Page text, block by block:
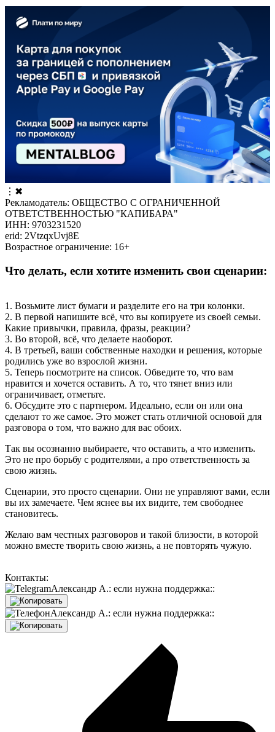
⋮ ✖
Рекламодатель: ОБЩЕСТВО С ОГРАНИЧЕННОЙ
ОТВЕТСТВЕННОСТЬЮ "КАПИБАРА"
ИНН: 9703231520
erid: 2VtzqxUvj8E
Возрастное ограничение: 16+
Что делать, если хотите изменить свои сценарии:
1. Возьмите лист бумаги и разделите его на три колонки.
2. В первой напишите всё, что вы копируете из своей семьи.
Какие привычки, правила, фразы, реакции?
3. Во второй, всё, что делаете наоборот.
4. В третьей, ваши собственные находки и решения, которые
родились уже во взрослой жизни.
5. Теперь посмотрите на список. Обведите то, что вам
нравится и хочется оставить. А то, что тянет вниз или
ограничивает, отметьте.
6. Обсудите это с партнером. Идеально, если он или она
сделают то же самое. Это может стать отличной основой для
разговора о том, что важно для вас обоих.
Так вы осознанно выбираете, что оставить, а что изменить.
Это не про борьбу с родителями, а про ответственность за
свою жизнь.
Сценарии, это просто сценарии. Они не управляют вами, если
вы их замечаете. Чем яснее вы их видите, тем свободнее
становитесь.
Желаю вам честных разговоров и такой близости, в которой
можно вместе творить свою жизнь, а не повторять чужую.
Контакты:
Александр А.: если нужна поддержка::
Александр А.: если нужна поддержка::